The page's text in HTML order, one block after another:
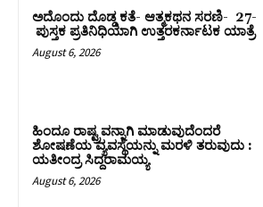
ಅದೊಂದು ದೊಡ್ಡ ಕತೆ- ಆತ್ಮಕಥನ ಸರಣಿ- 27-
ಪುಸ್ತಕ ಪ್ರತಿನಿಧಿಯಾಗಿ ಉತ್ತರಕರ್ನಾಟಕ ಯಾತ್ರೆ
August 6, 2026
ಹಿಂದೂ ರಾಷ್ಟ್ರವನ್ನಾಗಿ ಮಾಡುವುದೆಂದರೆ
ಶೋಷಣೆಯ ವ್ಯವಸ್ಥೆಯನ್ನು ಮರಳಿ ತರುವುದು :
ಯತೀಂದ್ರ ಸಿದ್ದರಾಮಯ್ಯ
August 6, 2026